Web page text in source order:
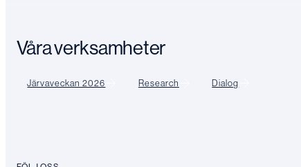
Våra verksamheter
Järvaveckan 2026 Research Dialog